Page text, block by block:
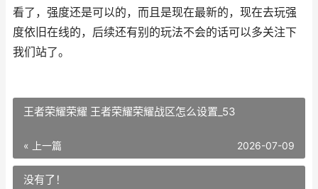
看了，强度还是可以的，而且是现在最新的，现在去玩强
度依旧在线的，后续还有别的玩法不会的话可以多关注下
我们站了。
王者荣耀荣耀 王者荣耀荣耀战区怎么设置_53
« 上一篇 2026-07-09
没有了！